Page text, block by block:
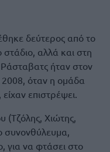
δεύτερος από το
στάδιο, αλλά και στη
ήταν στον
2008, όταν η ομάδα
επιστρέψει.
(Τζόλης, Χιώτης,
συνονθύλευμα,
για να φτάσει στο